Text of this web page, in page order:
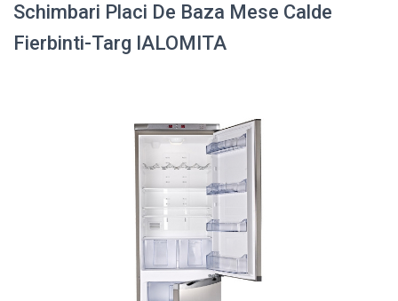
Schimbari Placi De Baza Mese Calde
Fierbinti-Targ IALOMITA